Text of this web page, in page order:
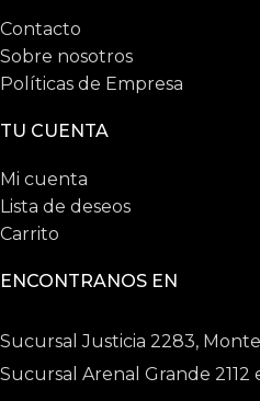
Contacto
Sobre nosotros
Políticas de Empresa
TU CUENTA
Mi cuenta
Lista de deseos
Carrito
ENCONTRANOS EN
Sucursal Justicia 2283,
Sucursal Arenal Grande